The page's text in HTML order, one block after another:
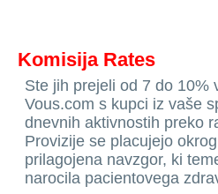
Komisija Rates
Ste jih prejeli od 7 do 10%
Vous.com s kupci iz vaše
dnevnih aktivnostih preko
Provizije se placujejo
prilagojena navzgor, ki
narocila pacientovega